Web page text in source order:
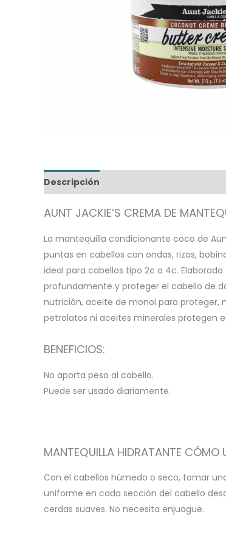
Descripción
AUNT JACKIE’S CREMA DE
La mantequilla condicionante coco de
puntas en cabellos con ondas, rizos,
ideal para cabellos tipo 2c a 4c.
profundamente y proteger el cabello de
nutrición, aceite de monoi para proteger,
petrolatos ni aceites minerales protegen
BENEFICIOS:
No aporta peso al cabello.
Puede ser usado diariamente.
MANTEQUILLA HIDRATANTE CÓMO
Con el cabellos húmedo o seco, tomar
uniforme en cada sección del cabello
cerdas suaves. No necesita enjuague.